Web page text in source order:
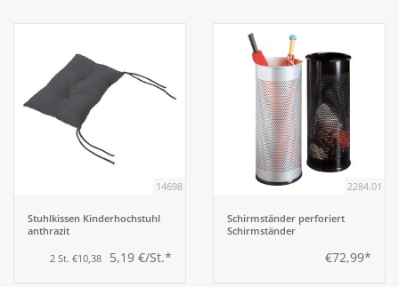
14698
Stuhlkissen Kinderhochstuhl
anthrazit
2 St. €10,38 5,19 €/St.*
2284.01
Schirmständer perforiert
Schirmständer
€72,99*